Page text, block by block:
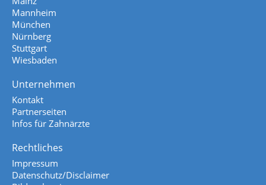
Mannheim
München
Nürnberg
Stuttgart
Wiesbaden
Unternehmen
Kontakt
Partnerseiten
Infos für Zahnärzte
Rechtliches
Impressum
Datenschutz/Disclaimer